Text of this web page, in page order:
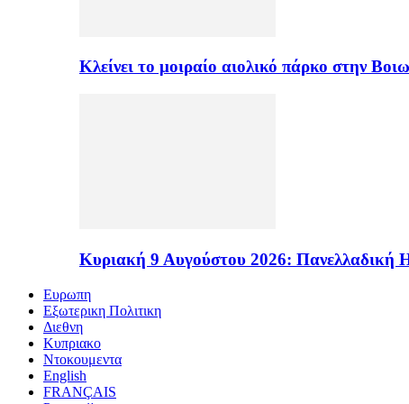
Κλείνει το μοιραίο αιολικό πάρκο στην
Κυριακή 9 Αυγούστου 2026: Πανελλαδική
Ευρωπη
Εξωτερικη Πολιτικη
Διεθνη
Κυπριακο
Ντοκουμεντα
English
FRANÇAIS